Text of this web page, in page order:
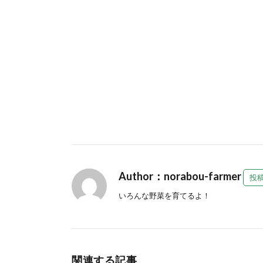
Author：norabou-farmer
投
いろんな野菜を育てるよ！
関連する記事